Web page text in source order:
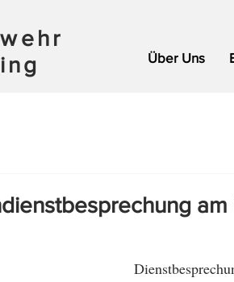
Über Uns